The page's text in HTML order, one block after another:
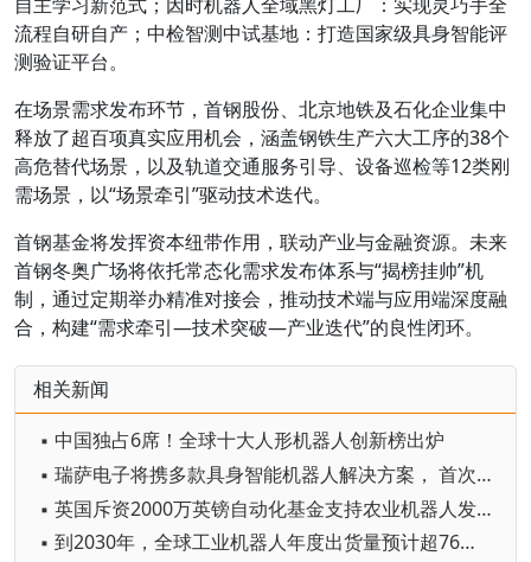
流程自研自产；中检智测中试基地：打造国家级具身智能评
测验证平台。
在场景需求发布环节，首钢股份、北京地铁及石化企业集中
释放了超百项真实应用机会，涵盖钢铁生产六大工序的38个
高危替代场景，以及轨道交通服务引导、设备巡检等12类刚
需场景，以“场景牵引”驱动技术迭代。
首钢基金将发挥资本纽带作用，联动产业与金融资源。未来
首钢冬奥广场将依托常态化需求发布体系与“揭榜挂帅”机
制，通过定期举办精准对接会，推动技术端与应用端深度融
合，构建“需求牵引—技术突破—产业迭代”的良性闭环。
相关新闻
▪ 中国独占6席！全球十大人形机器人创新榜出炉
▪ 瑞萨电子将携多款具身智能机器人解决方案， 首次亮相2026中国具身智能机器人产业大会
▪ 英国斥资2000万英镑自动化基金支持农业机器人发展
▪ 到2030年，全球工业机器人年度出货量预计超76万台